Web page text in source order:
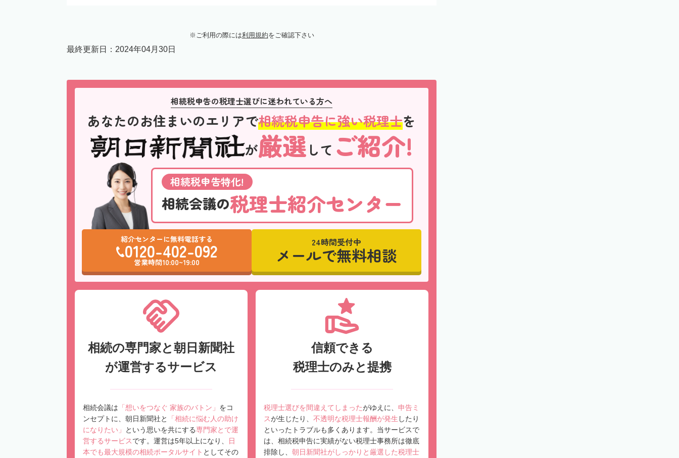
ご利用の際には利用規約をご確認下さい
最終更新日： 2024年04月30日
相続税申告の税理士選びに迷われている方へ
あなたのお住まいのエリアで相続税申告に強い税理士を
が厳選 して ご紹介!
相続税申告特化!
相続会議の税理士紹介センター
紹介センターに無料電話する
0120-402-092
営業時間10:00~19:00
24時間受付中
メールで無料相談
相続の専門家と朝日新聞社
が運営するサービス
相続会議は 「想いをつなぐ 家族のバトン」 をコ
ンセプトに、朝日新聞社と
「相続に悩む人の助け
になりたい」
という思いを共にする専門家とで運
営するサービスです。運営は5年以上になり、
日
本でも最大規模の相続ポータルサイト としてその
信頼できる
税理士のみと提携
税理士選びを間違えてしまったがゆえに、 申告ミ
スが生じたり、 不透明な税理士報酬が発生 したり
といったトラブルも多くあります。当サービスで
は、相続税申告に実績がない税理士事務所は徹底
排除し、 朝日新聞社がしっかりと厳選した税理士